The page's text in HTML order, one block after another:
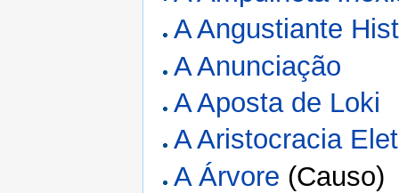
A Angustiante
A Anunciação
A Aposta de Loki
A Aristocracia
A Árvore (Causo)